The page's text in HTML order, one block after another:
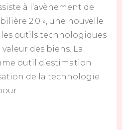
à l’avènement de
2.0 », une nouvelle
outils technologiques
des biens. La
outil d’estimation
de la technologie
…